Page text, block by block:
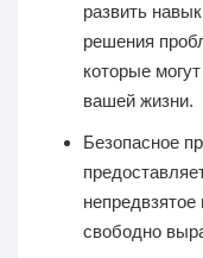
развить
решения
которые
вашей жизни.
Безопасное
свободно